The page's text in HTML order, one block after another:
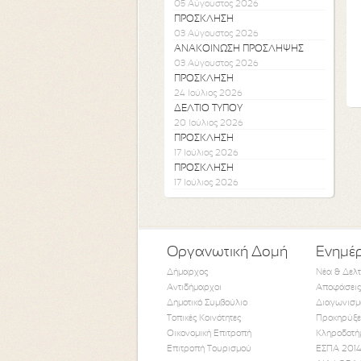
05 Αύγουστος 2026
ΠΡΟΣΚΛΗΣΗ
03 Αύγουστος 2026
ΑΝΑΚΟΙΝΩΣΗ ΠΡΟΣΛΗΨΗΣ
03 Αύγουστος 2026
ΠΡΟΣΚΛΗΣΗ
24 Ιούλιος 2026
ΔΕΛΤΙΟ ΤΥΠΟΥ
20 Ιούλιος 2026
ΠΡΟΣΚΛΗΣΗ
17 Ιούλιος 2026
ΠΡΟΣΚΛΗΣΗ
17 Ιούλιος 2026
Οργανωτική Δομή
Δήμαρχος
Αντιδήμαρχοι
Δημοτικό Συμβούλιο
Τοπικές Κοινότητες
Οικονομική Επιτροπή
Επιτροπή Τουρισμού
Νέα &
ΕΣΠΑ